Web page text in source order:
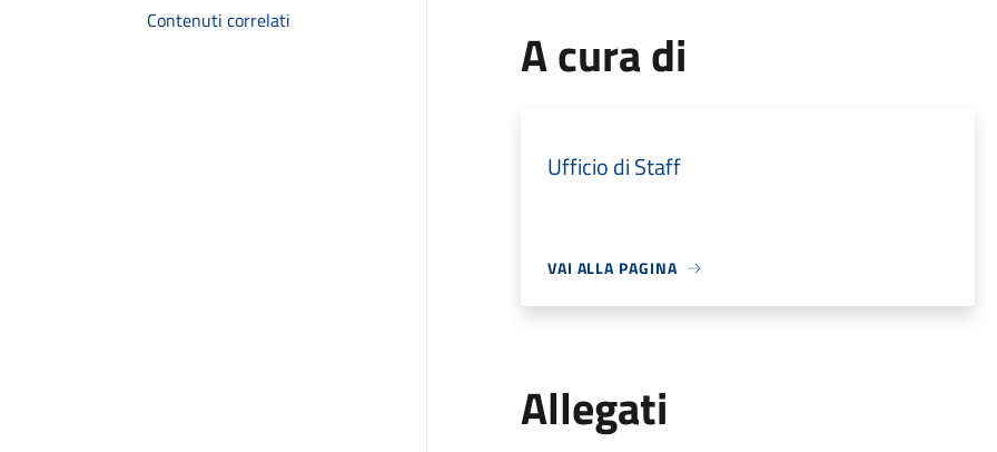
Contenuti correlati
A cura di
Ufficio di Staff
VAI ALLA PAGINA
Allegati